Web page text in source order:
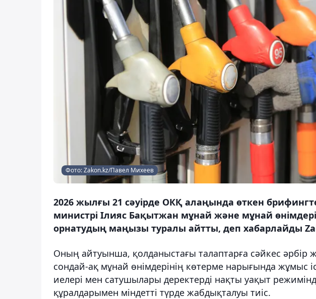
Фото: Zakon.kz/Павел Михеев
2026 жылғы 21 сәуірде ОКҚ алаңында өткен
министрі Ілияс Бақытжан мұнай және мұнай
орнатудың маңызы туралы айтты, деп хабарлайды
Оның айтуынша, қолданыстағы талаптарға сәйкес
сондай-ақ мұнай өнімдерінің көтерме нарығында жұмыс
иелері мен сатушылары деректерді нақты уақыт
құралдарымен міндетті түрде жабдықталуы тиіс.